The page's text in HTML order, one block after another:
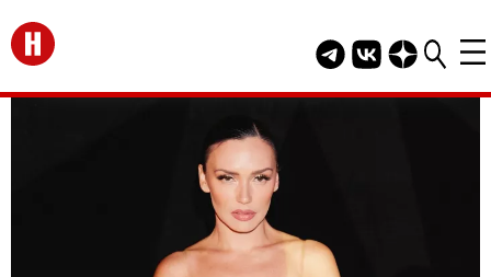
Перейти на главную
Telegram канал
Группа HELLO
Канал